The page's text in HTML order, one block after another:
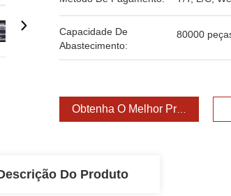
Capacidade De
Abastecimento:
80000
Obtenha O Melhor Preço
Do Produto